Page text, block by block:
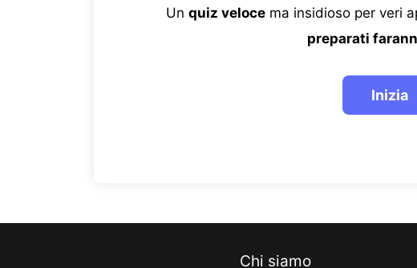
Un quiz velocema insidioso per veri
preparati
Chi siamo